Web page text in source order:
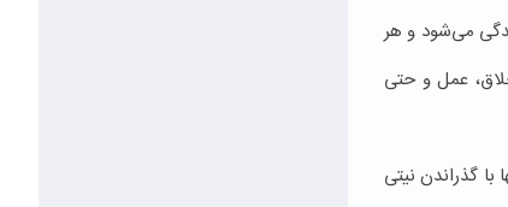
می‌شود و هر
عمل و حتی
گذراندن نیتی